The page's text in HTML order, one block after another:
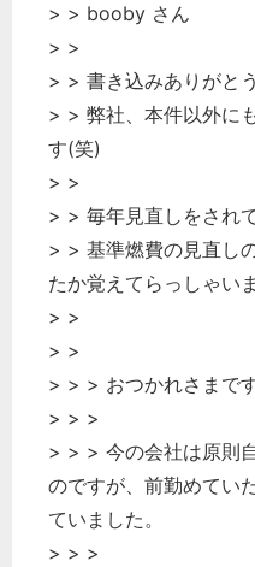
> > booby さん
> >
> > 書き込みありがと
> > 弊社、本件以外に
す(笑)
> >
> > 毎年見直しをされ
> > 基準燃費の見直し
たか覚えてらっしゃい
> >
> >
> > > おつかれさまです
> > >
> > > 今の会社は原則
のですが、前勤めてい
ていました。
> > >